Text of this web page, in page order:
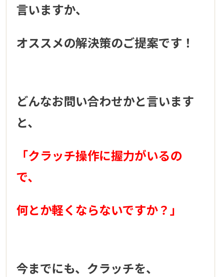
言いますか、
オススメの解決策のご提案です！
どんなお問い合わせかと言います
と、
「クラッチ操作に握力がいるの
で、
何とか軽くならないですか？」
今までにも、クラッチを、